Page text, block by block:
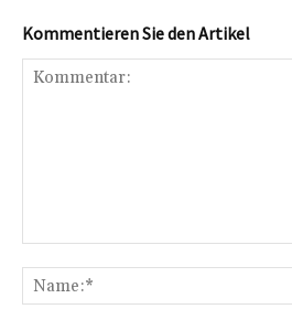
Kommentieren Sie den Artikel